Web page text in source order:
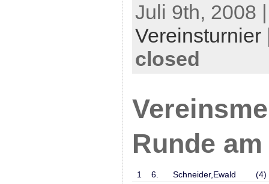
Juli 9th, 2008
Vereinsturnier
closed
Runde
1 6. Schneider,Ewald
(4)